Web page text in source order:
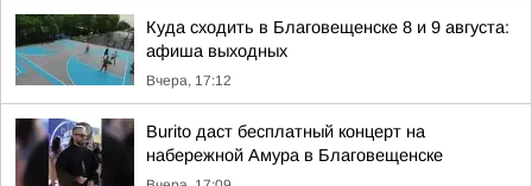
Куда сходить в Благовещенске 8 и 9 августа:
афиша выходных
Вчера, 17:12
Burito даст бесплатный концерт на
набережной Амура в Благовещенске